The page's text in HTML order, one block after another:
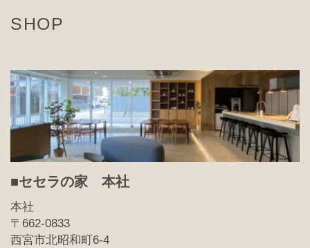
SHOP
■セセラの家 本社
本社
〒662-0833
西宮市北昭和町6-4